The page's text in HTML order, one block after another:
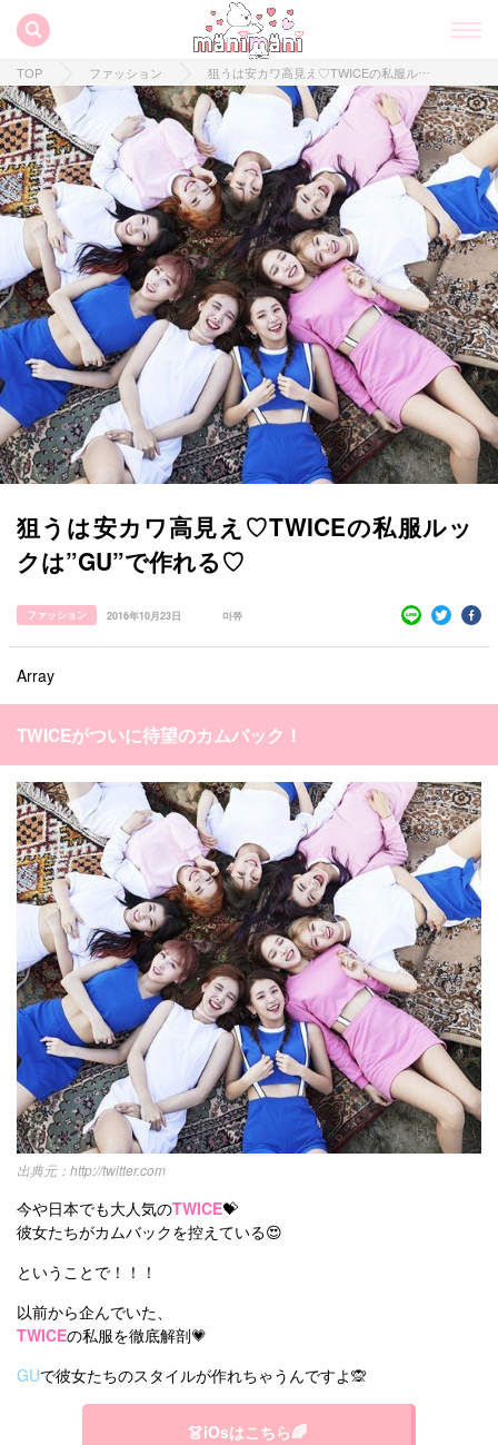
すべての記事
manimani について
カテゴリー一覧
タグ一覧
キュレーター一覧
運営会社
利用規約
韓国 オルチャン 韓国コスメ 韓国トレンド
韓国旅行 韓国ファッション 韓国アイドル
メイク k-pop コスメ ファッション
kpop トレンド 韓国メイク
韓国ドラマ カフェ かわいい
TOP ファッション 狙うは安カワ高見え♡TWICEの私服ルックは”GU”で作れる♡
狙うは安カワ高見え♡TWICEの私服ルッ
クは”GU”で作れる♡
ファッション 2016年10月23日 마쮸
Array
TWICEがついに待望のカムバック！
http://twitter.com
今や日本でも大人気のTWICE💝
彼女たちがカムバックを控えている😍
ということで！！！
以前から企んでいた、
TWICEの私服を徹底解剖💗
GUで彼女たちのスタイルが作れちゃうんですよ🙊
👗iOsはこちら🌈